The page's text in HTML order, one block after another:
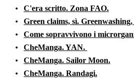
C'era scritto. Zona FAO.
Green claims, sì.
Come sopravvivono i
CheManga. YAN.
CheManga. Sailor Moon.
CheManga. Randagi.